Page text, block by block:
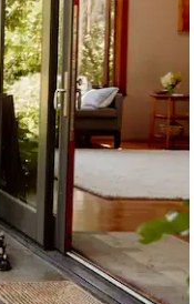
door te tikken of swipen.